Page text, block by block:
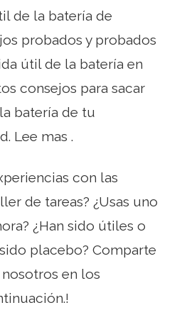
de la batería de
probados y probados
útil de la batería en
consejos para sacar
batería de tu
Lee mas .
con las
de tareas? ¿Usas uno
¿Han sido útiles o
placebo? Comparte
en los